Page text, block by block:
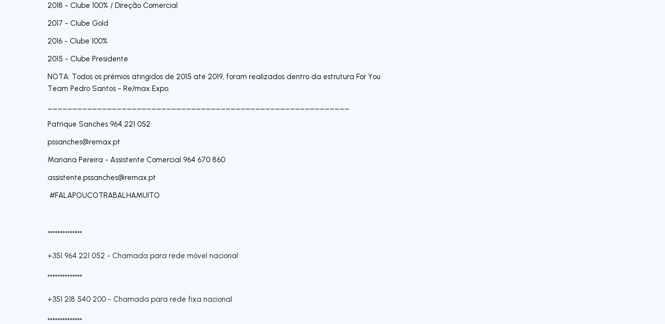
2018 - Clube 100% / Direção Comercial
2017 - Clube Gold
2016 - Clube 100%
2015 - Clube Presidente
NOTA: Todos os prémios atingidos de 2015 até 2019, foram realizados dentro da estrutura For You
Team Pedro Santos - Re/max Expo.
Patrique Sanches 964 221 052
pssanches@remax.pt
Mariana Pereira - Assistente Comercial 964 670 860
assistente.pssanches@remax.pt
#FALAPOUCOTRABALHAMUITO
**************
+351 964 221 052 - Chamada para rede móvel nacional
**************
+351 218 540 200 - Chamada para rede fixa nacional
**************